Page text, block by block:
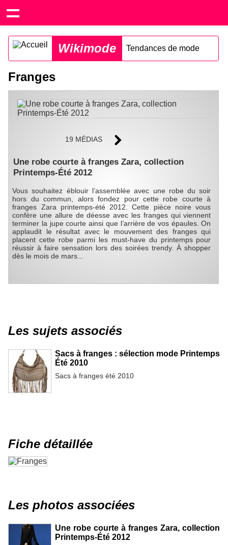
Wikimode Tendances de mode
Franges
19 MÉDIAS
Une robe courte à franges Zara, collection
Printemps-Été 2012
Vous souhaitez éblouir l’assemblée avec une robe du soir
hors du commun, alors fondez pour cette robe courte à
franges Zara printemps-été 2012. Cette pièce noire vous
confère une allure de déesse avec les franges qui viennent
terminer la jupe courte ainsi que l’arrière de vos épaules. On
applaudit le résultat avec le mouvement des franges qui
placent cette robe parmi les must-have du printemps pour
réussir à faire sensation lors des soirées trendy. À shopper
dès le mois de mars...
Les sujets associés
Sacs à franges : sélection mode Printemps
Été 2010
Sacs à franges été 2010
Fiche détaillée
Les photos associées
Une robe courte à franges Zara, collection
Printemps-Été 2012